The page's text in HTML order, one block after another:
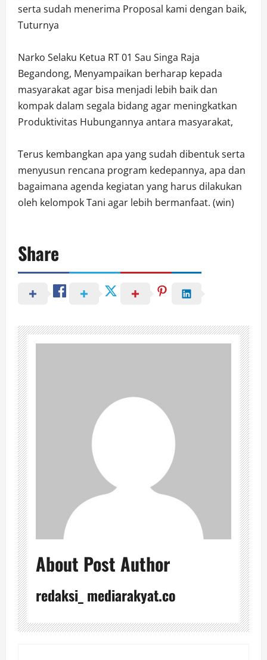
serta sudah menerima Proposal kami dengan baik,
Tuturnya
Narko Selaku Ketua RT 01 Sau Singa Raja
Begandong, Menyampaikan berharap kepada
masyarakat agar bisa menjadi lebih baik dan
kompak dalam segala bidang agar meningkatkan
Produktivitas Hubungannya antara masyarakat,
Terus kembangkan apa yang sudah dibentuk serta
menyusun rencana program kedepannya, apa dan
bagaimana agenda kegiatan yang harus dilakukan
oleh kelompok Tani agar lebih bermanfaat. (win)
Share
About Post Author
redaksi_ mediarakyat.co